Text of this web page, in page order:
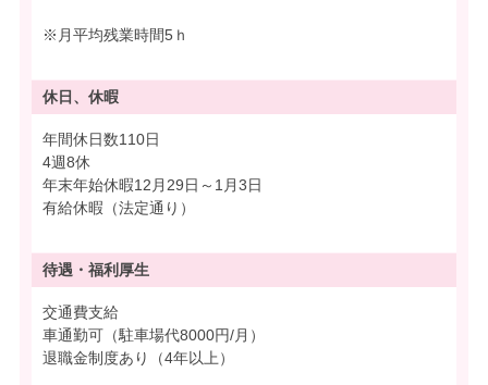
※月平均残業時間5ｈ
休日、休暇
年間休日数110日
4週8休
年末年始休暇12月29日～1月3日
有給休暇（法定通り）
待遇・ 福利厚生
交通費支給
車通勤可（駐車場代8000円/月）
退職金制度あり（4年以上）